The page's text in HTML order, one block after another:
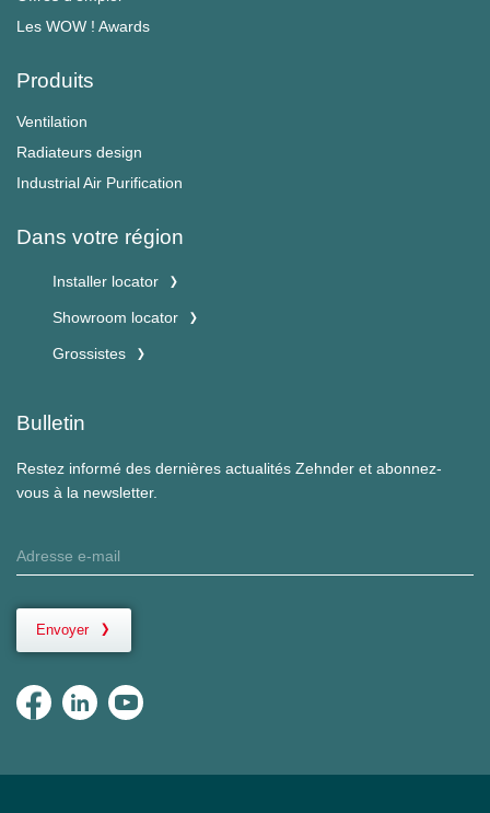
Les WOW ! Awards
Produits
Ventilation
Radiateurs design
Industrial Air Purification
Dans votre région
Installer locator
Showroom locator
Grossistes
Bulletin
Restez informé des dernières actualités Zehnder et abonnez-
vous à la newsletter.
Envoyer